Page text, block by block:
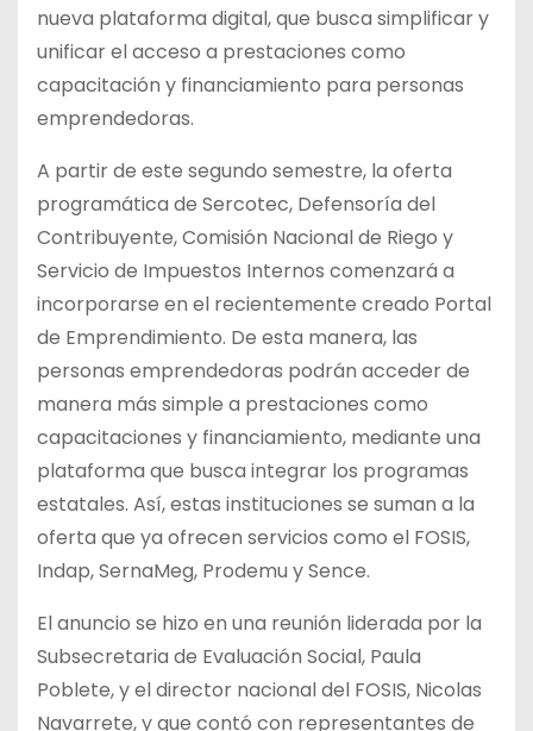
nueva plataforma digital, que busca simplificar y
unificar el acceso a prestaciones como
capacitación y financiamiento para personas
emprendedoras.
A partir de este segundo semestre, la oferta
programática de Sercotec, Defensoría del
Contribuyente, Comisión Nacional de Riego y
Servicio de Impuestos Internos comenzará a
incorporarse en el recientemente creado Portal
de Emprendimiento. De esta manera, las
personas emprendedoras podrán acceder de
manera más simple a prestaciones como
capacitaciones y financiamiento, mediante una
plataforma que busca integrar los programas
estatales. Así, estas instituciones se suman a la
oferta que ya ofrecen servicios como el FOSIS,
Indap, SernaMeg, Prodemu y Sence.
El anuncio se hizo en una reunión liderada por la
Subsecretaria de Evaluación Social, Paula
Poblete, y el director nacional del FOSIS, Nicolas
Navarrete, y que contó con representantes de